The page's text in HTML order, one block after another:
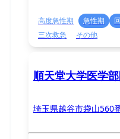
高度急性期 急性期
三次救急
その他
順天堂大学医学
埼玉県越谷市袋山560